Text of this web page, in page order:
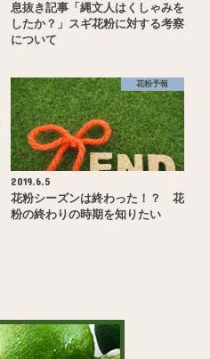
息抜き記事「縄文人はくしゃみを
したか？」スギ花粉に対する考察
について
花粉予報
2019.6.5
花粉シーズンは終わった！？ 花
粉の終わりの時期を知りたい